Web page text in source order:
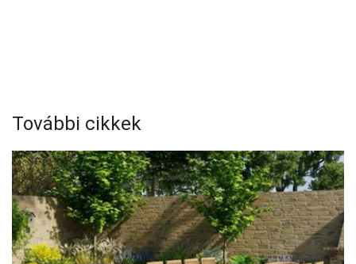
További cikkek